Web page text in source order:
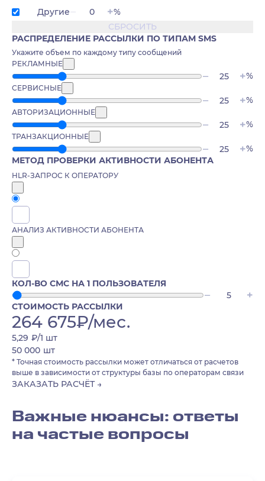
Другие
%
СБРОСИТЬ
РАСПРЕДЕЛЕНИЕ РАССЫЛКИ ПО ТИПАМ SMS
Укажите объем по каждому типу сообщений
РЕКЛАМНЫЕ
%
СЕРВИСНЫЕ
%
АВТОРИЗАЦИОННЫЕ
%
ТРАНЗАКЦИОННЫЕ
%
МЕТОД ПРОВЕРКИ АКТИВНОСТИ АБОНЕНТА
HLR-ЗАПРОС К ОПЕРАТОРУ
АНАЛИЗ АКТИВНОСТИ АБОНЕНТА
КОЛ-ВО СМС НА 1 ПОЛЬЗОВАТЕЛЯ
СТОИМОСТЬ РАССЫЛКИ
264 675₽/мес.
5,29 ₽/1 шт
50 000 шт
* Точная стоимость рассылки может отличаться от расчетов
выше в зависимости от структуры базы по операторам связи
ЗАКАЗАТЬ РАСЧЁТ →
Важные нюансы: ответы
на частые вопросы